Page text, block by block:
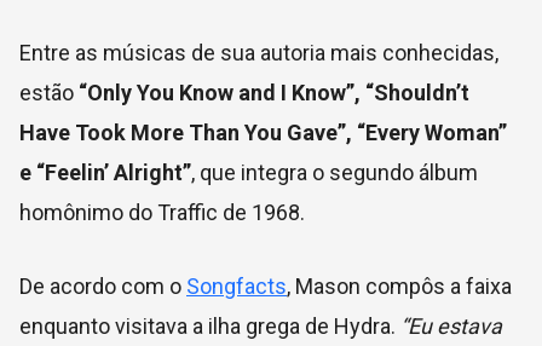
Entre as músicas de sua autoria mais conhecidas,
estão “Only You Know and I Know”, “Shouldn’t
Have Took More Than You Gave”, “Every Woman”
e “Feelin’ Alright”, que integra o segundo álbum
homônimo do Traffic de 1968.
De acordo com o Songfacts, Mason compôs a faixa
enquanto visitava a ilha grega de Hydra. “Eu estava